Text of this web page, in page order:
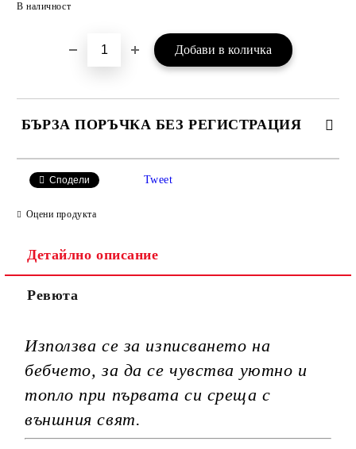
В наличност
БЪРЗА ПОРЪЧКА БЕЗ РЕГИСТРАЦИЯ
Сподели Tweet
Оцени продукта
Детайлно описание
Ревюта
Използва се за изписването на
бебчето, за да се чувства уютно и
топло при първата си среща с
външния свят.